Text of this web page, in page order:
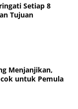
Setiap 8
Tujuan
Menjanjikan,
untuk Pemula